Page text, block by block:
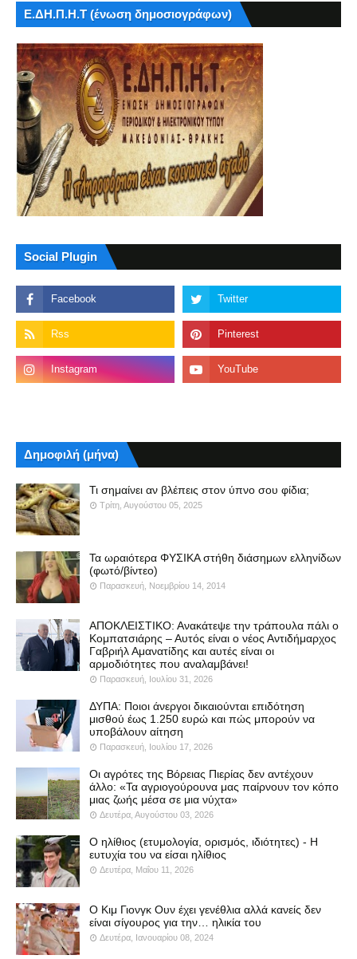
Ε.ΔΗ.Π.Η.Τ (ένωση δημοσιογράφων)
Social Plugin
Δημοφιλή (μήνα)
Τι σημαίνει αν βλέπεις στον ύπνο σου φίδια;
Τρίτη, Αυγούστου 05, 2025
Τα ωραιότερα ΦΥΣΙΚΑ στήθη διάσημων ελληνίδων
(φωτό/βίντεο)
Παρασκευή, Νοεμβρίου 14, 2014
ΑΠΟΚΛΕΙΣΤΙΚΟ: Ανακάτεψε την τράπουλα πάλι ο
Κομπατσιάρης – Αυτός είναι ο νέος Αντιδήμαρχος
Γαβριήλ Αμανατίδης και αυτές είναι οι
αρμοδιότητες που αναλαμβάνει!
Παρασκευή, Ιουλίου 31, 2026
ΔΥΠΑ: Ποιοι άνεργοι δικαιούνται επιδότηση
μισθού έως 1.250 ευρώ και πώς μπορούν να
υποβάλουν αίτηση
Παρασκευή, Ιουλίου 17, 2026
Οι αγρότες της Βόρειας Πιερίας δεν αντέχουν
άλλο: «Τα αγριογούρουνα μας παίρνουν τον κόπο
μιας ζωής μέσα σε μια νύχτα»
Δευτέρα, Αυγούστου 03, 2026
Ο ηλίθιος (ετυμολογία, ορισμός, ιδιότητες) - Η
ευτυχία του να είσαι ηλίθιος
Δευτέρα, Μαΐου 11, 2026
Ο Κιμ Γιονγκ Ουν έχει γενέθλια αλλά κανείς δεν
είναι σίγουρος για την… ηλικία του
Δευτέρα, Ιανουαρίου 08, 2024